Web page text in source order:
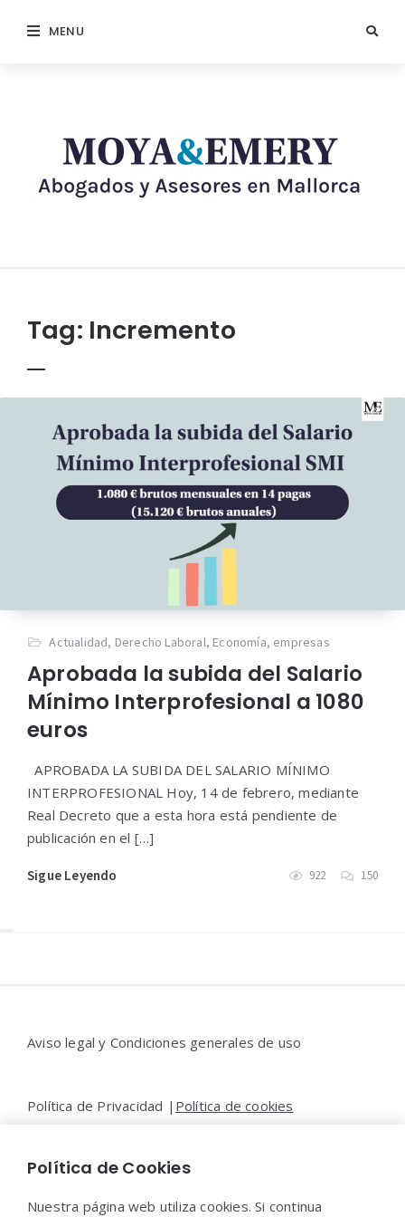
MENU
Tag: Incremento
Actualidad, Derecho Laboral, Economía, empresas
Aprobada la subida del Salario
Mínimo Interprofesional a 1080
euros
APROBADA LA SUBIDA DEL SALARIO MÍNIMO
INTERPROFESIONAL Hoy, 14 de febrero, mediante
Real Decreto que a esta hora está pendiente de
publicación en el […]
Sigue Leyendo 922 150
Aviso legal y Condiciones generales de uso
Política de Privacidad | Política de cookies
Contacto |Moya&Emery
Política de Cookies
Nuestra página web utiliza cookies. Si continua